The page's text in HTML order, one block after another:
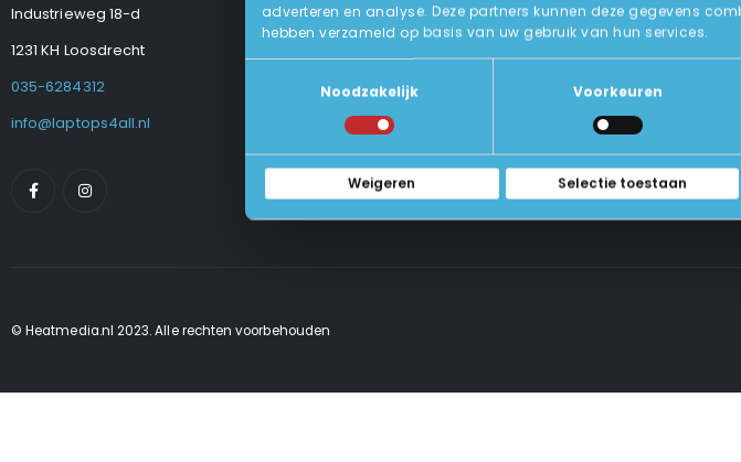
adverteren en analyse. Deze partners kunnen deze gegevens
hebben verzameld op basis van uw gebruik van hun services.
Noodzakelijk
Voorkeuren
Weigeren Selectie toestaan
Industrieweg 18-d
1231 KH Loosdrecht
035-6284312
info@laptops4all.nl
Levering
Betalen En Bestellen
Retourneren
Veel Gestelde Vragen
Algemene Voorwaarden
Privacy Beleid
© Heatmedia.nl 2023. Alle rechten voorbehouden